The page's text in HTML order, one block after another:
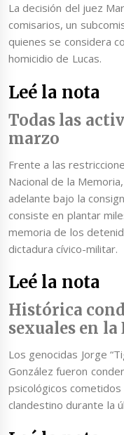
La decisión del juez
comisarios, un
quienes se considera
homicidio de Lucas.
Leé la nota
Todas las
marzo
Frente a las
Nacional de la
adelante bajo la
consiste en plantar
memoria de los
dictadura cívico-militar.
Leé la nota
Histórica
sexuales en la
Los genocidas Jorge
González fueron
psicológicos
clandestino durante la